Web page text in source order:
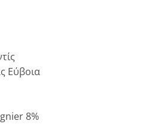
Εύβοια
8%